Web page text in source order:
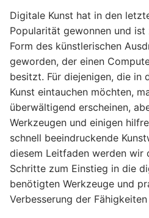
Digitale Kunst hat in den
Popularität gewonnen und
Form des künstlerischen
geworden, der einen
besitzt. Für diejenigen, die in
Kunst eintauchen möchten,
überwältigend erscheinen,
Werkzeugen und einigen
schnell beeindruckende
diesem Leitfaden werden wir
Schritte zum Einstieg in die
benötigten Werkzeuge und
Verbesserung der